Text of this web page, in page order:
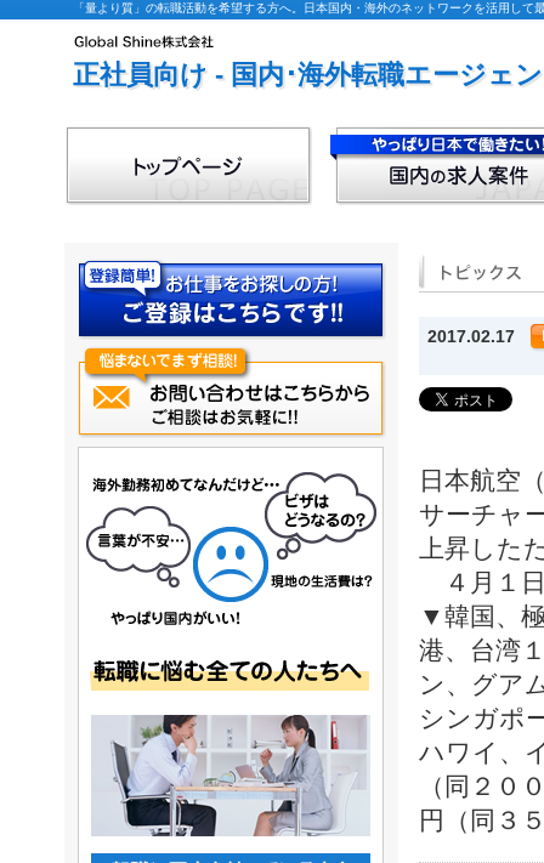
「量より質」の転職活動を希望する方へ。日本国内・海外のネットワークを活用し
正社員向け - 国内･海外転職エージェ
2017.02.17
日本航空
サーチャ
上昇した
４月１
▼韓国、
港、台湾
ン、グア
シンガポ
ハワイ、
（同２０
円（同３